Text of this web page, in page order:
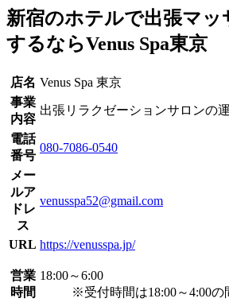
新宿のホテルで出張マッ
するならVenus Spa東京
店名 Venus Spa 東京
事業
内容
出張リラクゼーションサロンの
電話
番号
080-7086-0540
メー
ルア
ドレ
ス
venusspa52@gmail.com
URL https://venusspa.jp/
営業
時間
18:00～6:00
※受付時間は18:00～4:00の